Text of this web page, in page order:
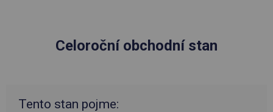
Celoroční obchodní stan
Tento stan pojme: